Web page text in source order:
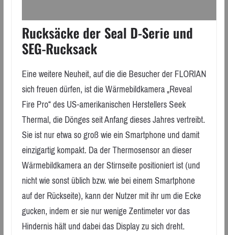
Rucksäcke der Seal D-Serie und
SEG-Rucksack
Eine weitere Neuheit, auf die die Besucher der FLORIAN
sich freuen dürfen, ist die Wärmebildkamera „Reveal
Fire Pro“ des US-amerikanischen Herstellers Seek
Thermal, die Dönges seit Anfang dieses Jahres vertreibt.
Sie ist nur etwa so groß wie ein Smartphone und damit
einzigartig kompakt. Da der Thermosensor an dieser
Wärmebildkamera an der Stirnseite positioniert ist (und
nicht wie sonst üblich bzw. wie bei einem Smartphone
auf der Rückseite), kann der Nutzer mit ihr um die Ecke
gucken, indem er sie nur wenige Zentimeter vor das
Hindernis hält und dabei das Display zu sich dreht.